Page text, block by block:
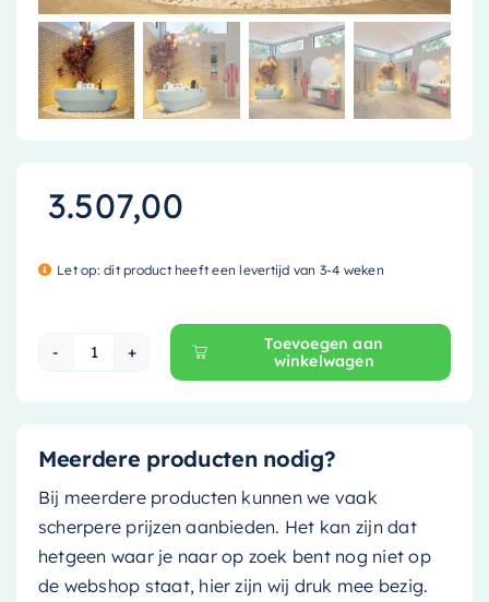
3.507,00
Let op: dit product heeft een levertijd van 3-4 weken
Mondiaz Vrijstaand bad Stone - 170x75cm -
Toevoegen aan
winkelwagen
Meerdere producten nodig?
Bij meerdere producten kunnen we vaak
scherpere prijzen aanbieden. Het kan zijn dat
hetgeen waar je naar op zoek bent nog niet op
de webshop staat, hier zijn wij druk mee bezig.